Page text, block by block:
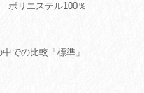
ポリエステル100％
中での比較「標準」